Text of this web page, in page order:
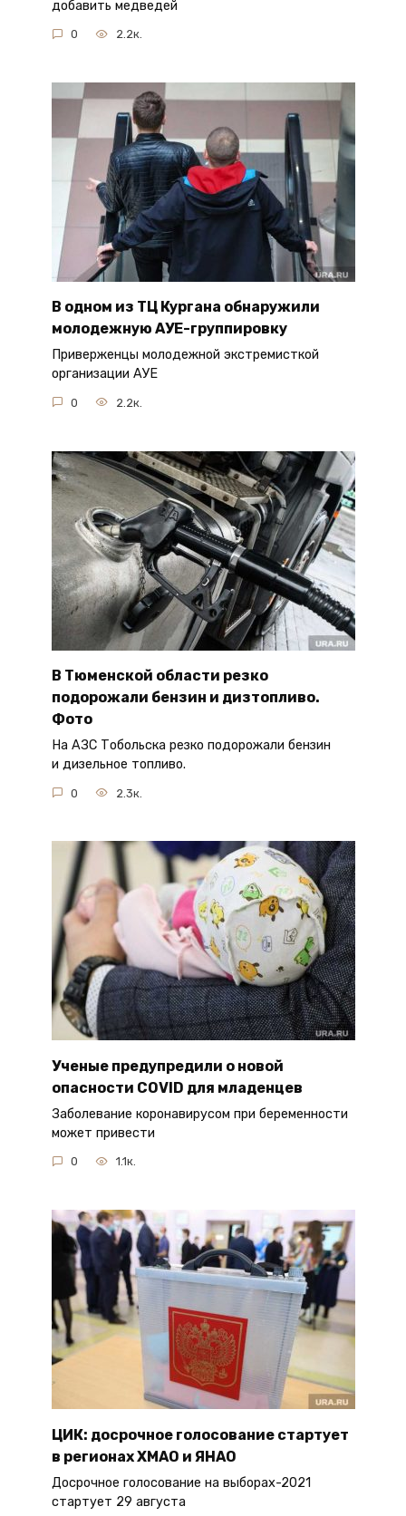
добавить медведей
0 2.2к.
В одном из ТЦ Кургана обнаружили
молодежную АУЕ-группировку
Приверженцы молодежной экстремисткой
организации АУЕ
0 2.2к.
В Тюменской области резко
подорожали бензин и дизтопливо.
Фото
На АЗС Тобольска резко подорожали бензин
и дизельное топливо.
0 2.3к.
Ученые предупредили о новой
опасности COVID для младенцев
Заболевание коронавирусом при беременности
может привести
0 1.1к.
ЦИК: досрочное голосование стартует
в регионах ХМАО и ЯНАО
Досрочное голосование на выборах-2021
стартует 29 августа